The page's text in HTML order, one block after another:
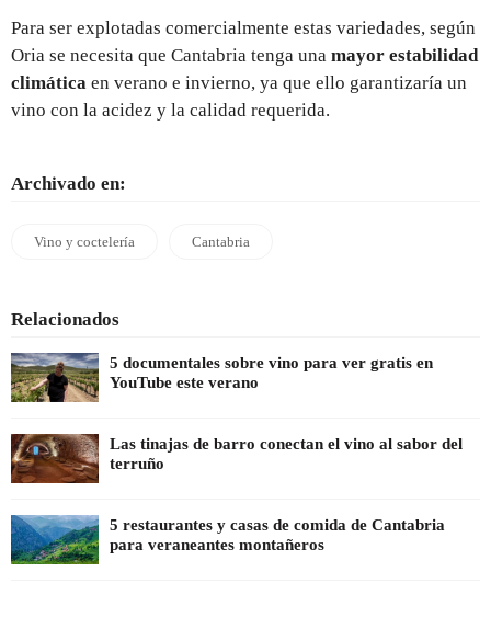
Para ser explotadas comercialmente estas variedades, según
Oria se necesita que Cantabria tenga una mayor estabilidad
climática en verano e invierno, ya que ello garantizaría un
vino con la acidez y la calidad requerida.
Archivado en:
Vino y coctelería Cantabria
Relacionados
5 documentales sobre vino para ver gratis en
YouTube este verano
Las tinajas de barro conectan el vino al sabor del
terruño
5 restaurantes y casas de comida de Cantabria
para veraneantes montañeros